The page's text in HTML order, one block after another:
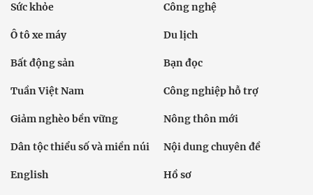
Sức khỏe Công nghệ
Ô tô xe máy Du lịch
Bất động sản Bạn đọc
Tuần Việt Nam Công nghiệp hỗ trợ
Giảm nghèo bền vững Nông thôn mới
Dân tộc thiểu số và miền núi Nội dung chuyên đề
English Hồ sơ